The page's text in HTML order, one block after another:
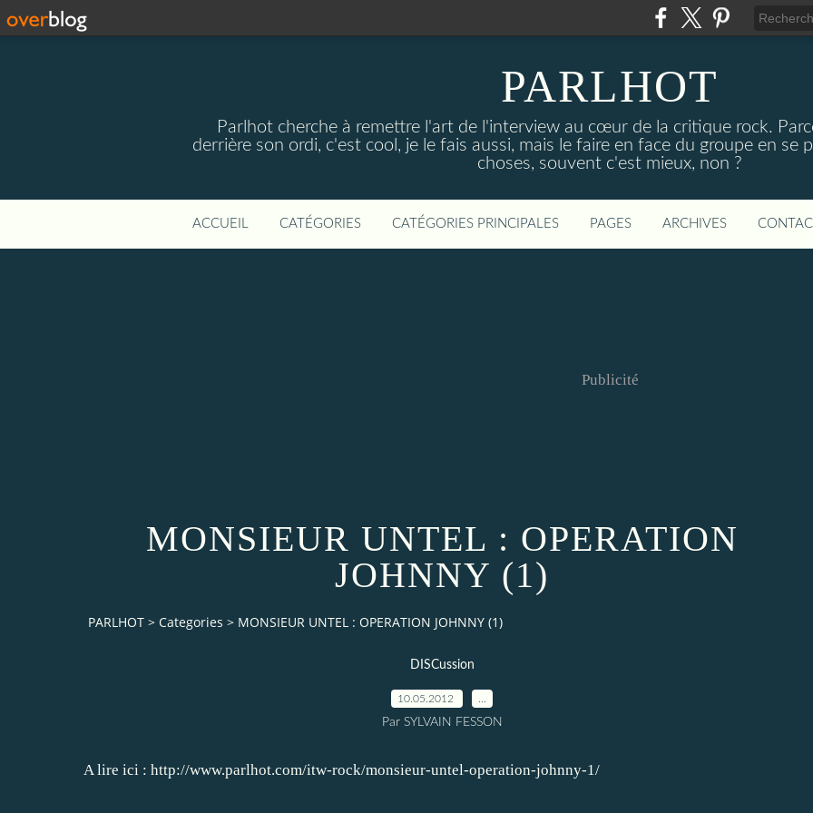
PARLHOT
Parlhot cherche à remettre l'art de l'interview au cœur de la critique rock.
derrière son ordi, c'est cool, je le fais aussi, mais le faire en face du groupe en se
choses, souvent c'est mieux, non ?
ACCUEIL CATÉGORIES CATÉGORIES PRINCIPALES PAGES ARCHIVES
Publicité
MONSIEUR UNTEL : OPERATION
JOHNNY (1)
PARLHOT > Categories > MONSIEUR UNTEL : OPERATION JOHNNY (1)
DISCussion
10.05.2012
Par SYLVAIN FESSON
A lire ici : http://www.parlhot.com/itw-rock/monsieur-untel-operation-johnny-1/